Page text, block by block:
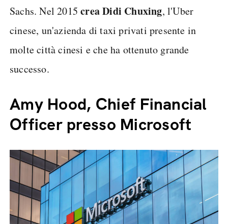
Sachs. Nel 2015crea Didi Chuxing, l'Uber
cinese, un'azienda di taxi privati presente in
molte città cinesi e che ha ottenuto grande
successo.
Amy Hood, Chief Financial
Officer presso Microsoft